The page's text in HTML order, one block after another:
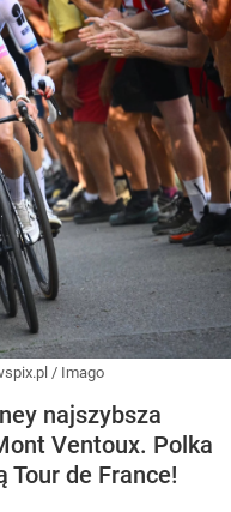
/ Imago
najszybsza
Ventoux. Polka
Tour de France!